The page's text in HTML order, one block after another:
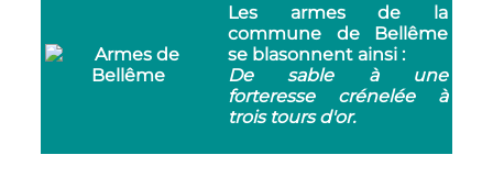
Les armes de la
commune de Bellême
se blasonnent ainsi :
De sable à une
forteresse crénelée à
trois tours d'or.